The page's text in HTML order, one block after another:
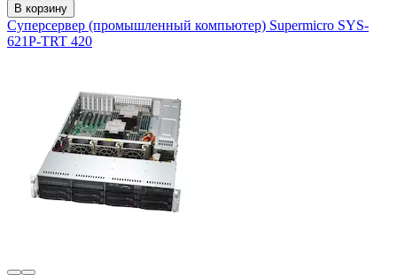
В корзину
Суперсервер (промышленный компьютер) Supermicro SYS-
621P-TRT 420